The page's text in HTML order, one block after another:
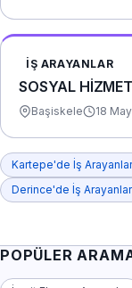
İŞ ARAYANLAR
SOSYAL
Başiskele 18
Kartepe'de İş Arayanlar
Derince'de İş Arayanlar
POPÜLER